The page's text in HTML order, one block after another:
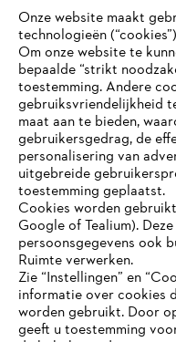
Bedrijf
STIHL FAQ
Contact
JE BROWSER
Onze website maakt
technologieën
Om onze website te
bepaalde “strikt
toestemming. Andere
gebruiksvriendelijkheid
maat aan te bieden,
gebruikersgedrag, de
personalisering van
uitgebreide
toestemming geplaatst.
Cookies worden
Google of Tealium).
persoonsgegevens ook
Ruimte verwerken.
Zie “Instellingen” en
informatie over cookies
worden gebruikt. Door
geeft u toestemming